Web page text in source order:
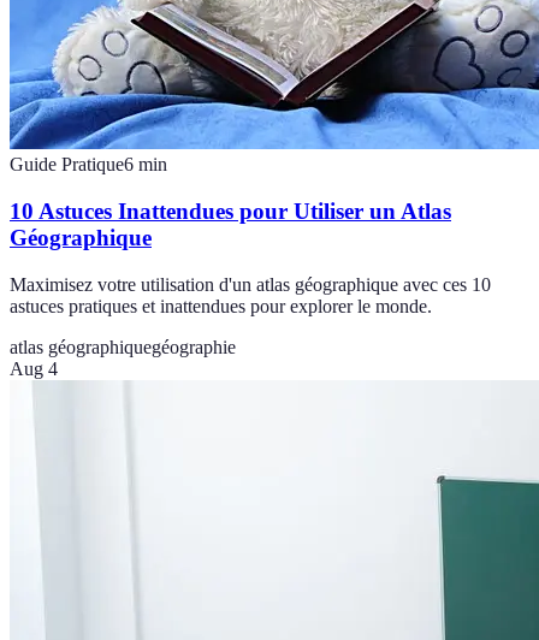
Guide Pratique6 min
10 Astuces Inattendues pour Utiliser un Atlas
Géographique
Maximisez votre utilisation d'un atlas géographique avec ces 10
astuces pratiques et inattendues pour explorer le monde.
atlas géographiquegéographie
Aug 4